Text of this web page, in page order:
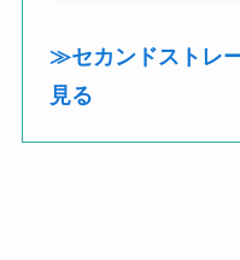
≫セカンドストレ
見る